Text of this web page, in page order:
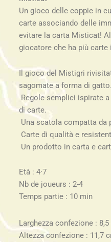
-
Djeco
età
4-
7
Un gioco delle coppie in
carte associando delle
evitare la carta Misticat!
giocatore che ha più carte
Il gioco del Mistigri
sagomate a forma di gatto.
Regole semplici ispirate
di carte.
Una scatola compatta da
Carte di qualità e
Un prodotto in carta e
Età : 4·7
Nb de joueurs : 2-4
Temps partie : 10 min
Larghezza confezione : 8,5
Altezza confezione : 11,7